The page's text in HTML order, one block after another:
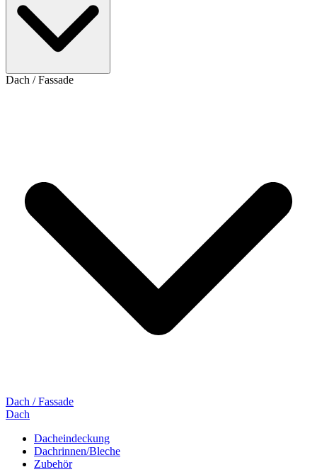
Dach / Fassade
Dach / Fassade
Dach
Dacheindeckung
Dachrinnen/Bleche
Zubehör